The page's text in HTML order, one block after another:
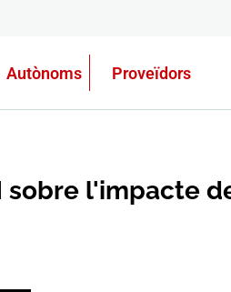
Autònoms Proveïdors
sobre l'impacte